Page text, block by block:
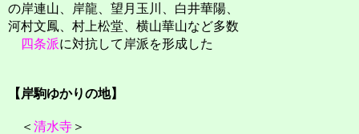
の岸連山、岸龍、望月玉川、白井華陽、
河村文鳳、村上松堂、横山華山など多数
四条派に対抗して岸派を形成した
【岸駒ゆかりの地】
＜ 清水寺 ＞